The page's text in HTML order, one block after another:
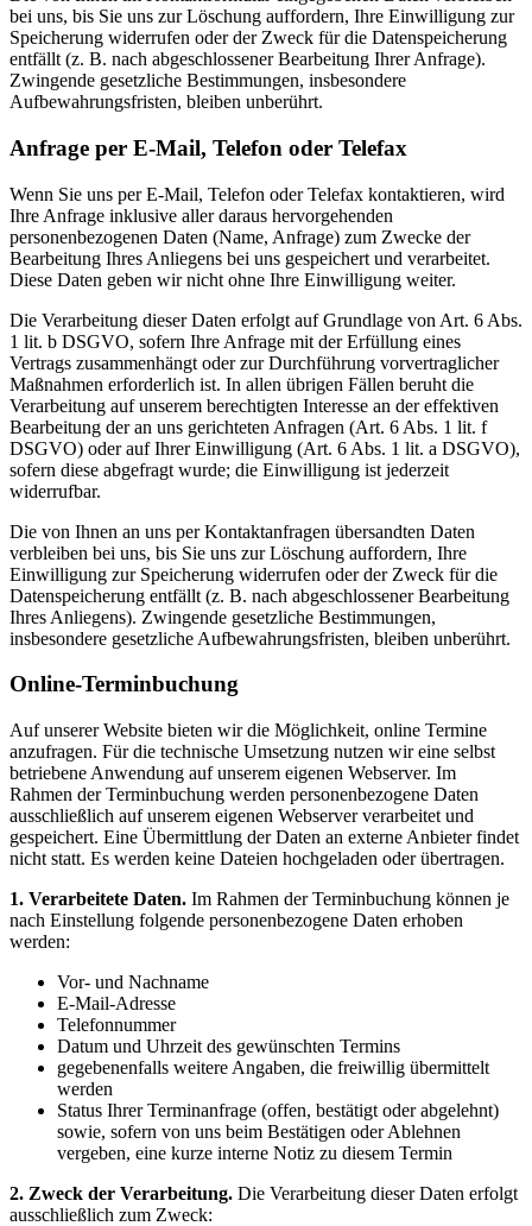
bei uns, bis Sie uns zur Löschung auffordern, Ihre Einwilligung zur
Speicherung widerrufen oder der Zweck für die Datenspeicherung
entfällt (z. B. nach abgeschlossener Bearbeitung Ihrer Anfrage).
Zwingende gesetzliche Bestimmungen, insbesondere
Aufbewahrungsfristen, bleiben unberührt.
Anfrage per E-Mail, Telefon oder Telefax
Wenn Sie uns per E-Mail, Telefon oder Telefax kontaktieren, wird
Ihre Anfrage inklusive aller daraus hervorgehenden
personenbezogenen Daten (Name, Anfrage) zum Zwecke der
Bearbeitung Ihres Anliegens bei uns gespeichert und verarbeitet.
Diese Daten geben wir nicht ohne Ihre Einwilligung weiter.
Die Verarbeitung dieser Daten erfolgt auf Grundlage von Art. 6 Abs.
1 lit. b DSGVO, sofern Ihre Anfrage mit der Erfüllung eines
Vertrags zusammenhängt oder zur Durchführung vorvertraglicher
Maßnahmen erforderlich ist. In allen übrigen Fällen beruht die
Verarbeitung auf unserem berechtigten Interesse an der effektiven
Bearbeitung der an uns gerichteten Anfragen (Art. 6 Abs. 1 lit. f
DSGVO) oder auf Ihrer Einwilligung (Art. 6 Abs. 1 lit. a DSGVO),
sofern diese abgefragt wurde; die Einwilligung ist jederzeit
widerrufbar.
Die von Ihnen an uns per Kontaktanfragen übersandten Daten
verbleiben bei uns, bis Sie uns zur Löschung auffordern, Ihre
Einwilligung zur Speicherung widerrufen oder der Zweck für die
Datenspeicherung entfällt (z. B. nach abgeschlossener Bearbeitung
Ihres Anliegens). Zwingende gesetzliche Bestimmungen,
insbesondere gesetzliche Aufbewahrungsfristen, bleiben unberührt.
Online-Terminbuchung
Auf unserer Website bieten wir die Möglichkeit, online Termine
anzufragen. Für die technische Umsetzung nutzen wir eine selbst
betriebene Anwendung auf unserem eigenen Webserver. Im
Rahmen der Terminbuchung werden personenbezogene Daten
ausschließlich auf unserem eigenen Webserver verarbeitet und
gespeichert. Eine Übermittlung der Daten an externe Anbieter findet
nicht statt. Es werden keine Dateien hochgeladen oder übertragen.
1. Verarbeitete Daten. Im Rahmen der Terminbuchung können je
nach Einstellung folgende personenbezogene Daten erhoben
werden:
Vor- und Nachname
E-Mail-Adresse
Telefonnummer
Datum und Uhrzeit des gewünschten Termins
gegebenenfalls weitere Angaben, die freiwillig übermittelt
werden
Status Ihrer Terminanfrage (offen, bestätigt oder abgelehnt)
sowie, sofern von uns beim Bestätigen oder Ablehnen
vergeben, eine kurze interne Notiz zu diesem Termin
2. Zweck der Verarbeitung. Die Verarbeitung dieser Daten erfolgt
ausschließlich zum Zweck: